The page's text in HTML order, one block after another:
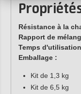
Résistance à la
Rapport de
Temps
Emballage :
Kit de 1,3 kg
Kit de 6,5 kg